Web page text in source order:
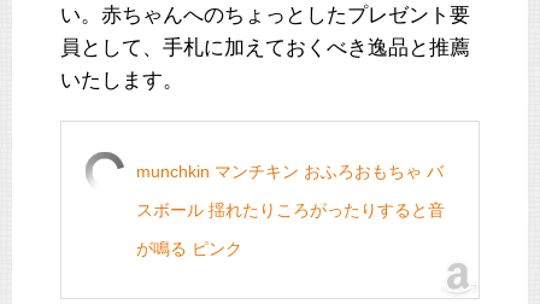
い。赤ちゃんへのちょっとしたプレゼント要
員として、手札に加えておくべき逸品と推薦
いたします。
munchkin マンチキン おふろおもちゃ バ
スボール 揺れたりころがったりすると音
が鳴る ピンク